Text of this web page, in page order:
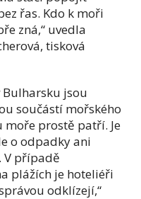
řas. Kdo k moři
zná,“ uvedla
tisková
Bulharsku jsou
součástí mořského
prostě patří. Je
o odpadky ani
V případě
plážích je hoteliéři
odklízejí,“